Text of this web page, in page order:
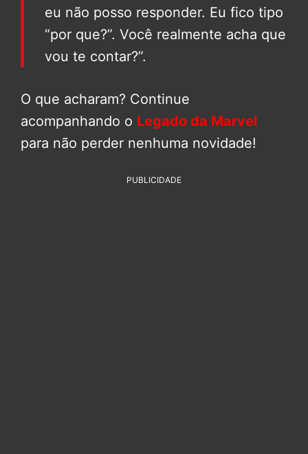
eu não posso responder. Eu fico tipo
“por que?”. Você realmente acha que
vou te contar?”.
O que acharam? Continue
acompanhando o Legado da Marvel
para não perder nenhuma novidade!
PUBLICIDADE